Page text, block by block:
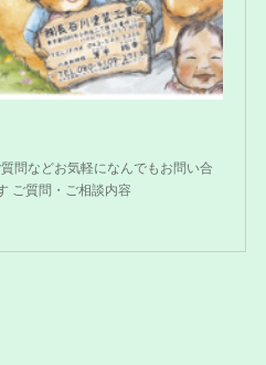
問などお気軽になんでもお問い合
ご質問・ご相談内容